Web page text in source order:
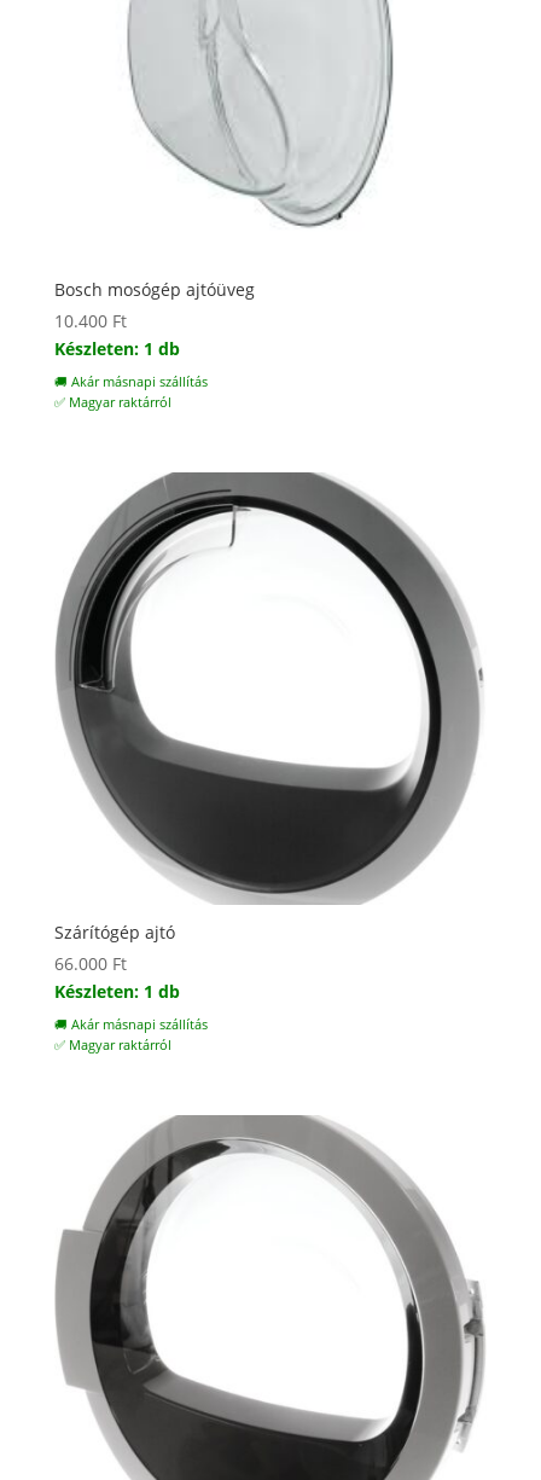
Bosch mosógép ajtóüveg
10.400 Ft
Készleten: 1 db
🚚 Akár másnapi szállítás
✅ Magyar raktárról
Szárítógép ajtó
66.000 Ft
Készleten: 1 db
🚚 Akár másnapi szállítás
✅ Magyar raktárról